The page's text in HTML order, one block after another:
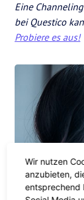
Eine
bei Questico
Probiere es aus!
Wir nutzen
anzubieten,
entsprechend